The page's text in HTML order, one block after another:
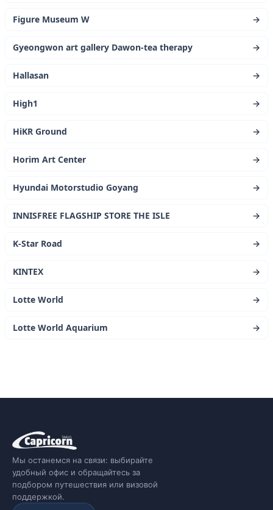
Figure Museum W →
Gyeongwon art gallery Dawon-tea therapy →
Hallasan →
High1 →
HiKR Ground →
Horim Art Center →
Hyundai Motorstudio Goyang →
INNISFREE FLAGSHIP STORE THE ISLE →
K-Star Road →
KINTEX →
Lotte World →
Lotte World Aquarium →
Мы останемся на связи: выбирайте
удобный офис и обращайтесь за
подбором путешествия или визовой
поддержкой.